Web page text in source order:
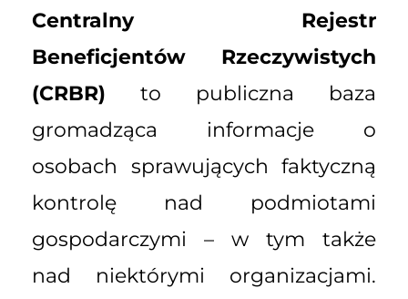
Centralny Rejestr
Beneficjentów Rzeczywistych
(CRBR) to publiczna baza
gromadząca informacje o
osobach sprawujących faktyczną
kontrolę nad podmiotami
gospodarczymi – w tym także
nad niektórymi organizacjami.